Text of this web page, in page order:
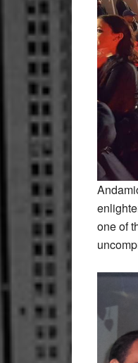
one of